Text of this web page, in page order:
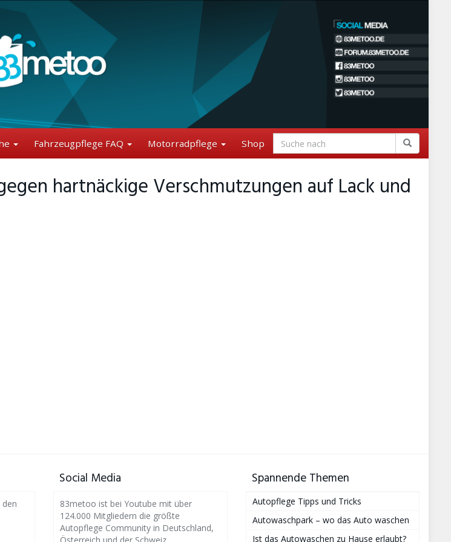
Fahrzeugpflege FAQ Motorradpflege Shop
hartnäckige Verschmutzungen auf Lack und
Social Media
83metoo ist bei Youtube mit über
124.000 Mitgliedern die größte
Autopflege Community in Deutschland,
Spannende Themen
Autopflege Tipps und Tricks
Autowaschpark – wo das Auto waschen
Ist das Autowaschen zu Hause erlaubt?